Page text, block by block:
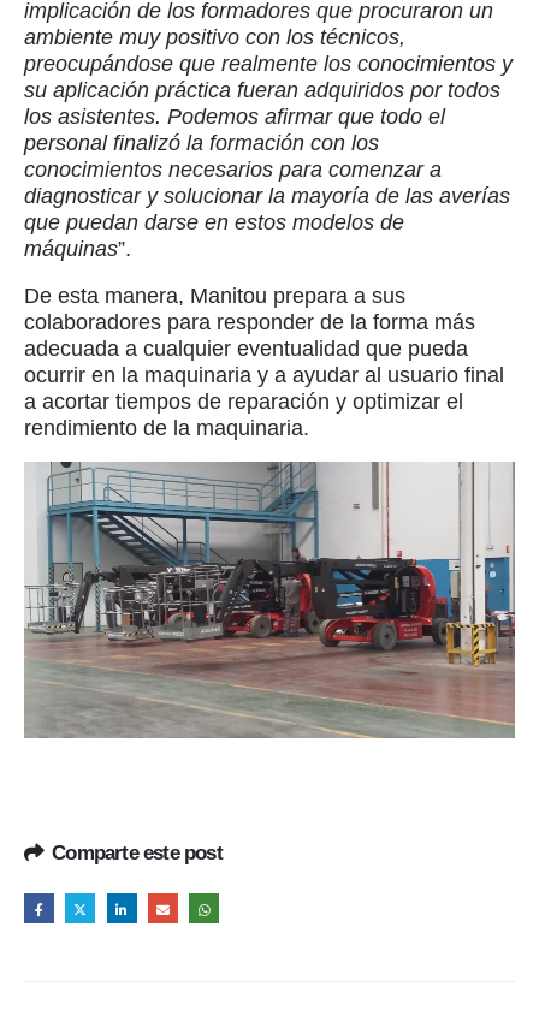
implicación de los formadores que procuraron un
ambiente muy positivo con los técnicos,
preocupándose que realmente los conocimientos y
su aplicación práctica fueran adquiridos por todos
los asistentes. Podemos afirmar que todo el
personal finalizó la formación con los
conocimientos necesarios para comenzar a
diagnosticar y solucionar la mayoría de las averías
que puedan darse en estos modelos de
máquinas”.
De esta manera, Manitou prepara a sus
colaboradores para responder de la forma más
adecuada a cualquier eventualidad que pueda
ocurrir en la maquinaria y a ayudar al usuario final
a acortar tiempos de reparación y optimizar el
rendimiento de la maquinaria.
Comparte este post